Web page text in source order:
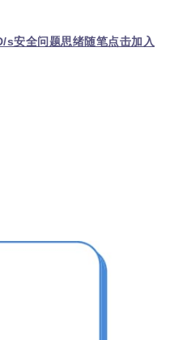
s安全问题思绪随笔点击加入